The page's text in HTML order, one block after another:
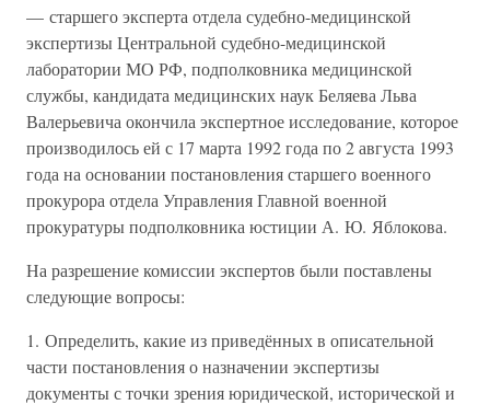
— старшего эксперта отдела судебно-медицинской
экспертизы Центральной судебно-медицинской
лаборатории МО РФ, подполковника медицинской
службы, кандидата медицинских наук Беляева Льва
Валерьевича окончила экспертное исследование, которое
производилось ей с 17 марта 1992 года по 2 августа 1993
года на основании постановления старшего военного
прокурора отдела Управления Главной военной
прокуратуры подполковника юстиции А. Ю. Яблокова.
На разрешение комиссии экспертов были поставлены
следующие вопросы:
1. Определить, какие из приведённых в описательной
части постановления о назначении экспертизы
документы с точки зрения юридической, исторической и